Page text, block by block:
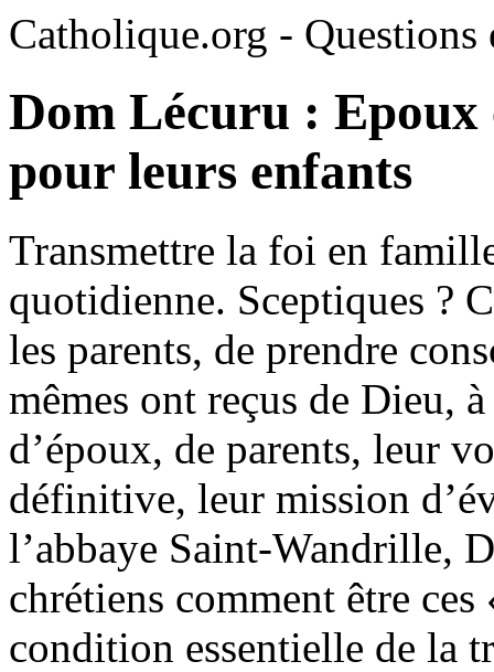
Catholique.org - Questions
Dom Lécuru : Epoux
pour leurs enfants
Transmettre la foi en
quotidienne. Sceptiques ?
les parents, de prendre
mêmes ont reçus de Dieu,
d’époux, de parents, leur
définitive, leur mission
l’abbaye Saint-Wandrille,
chrétiens comment être
condition essentielle de la